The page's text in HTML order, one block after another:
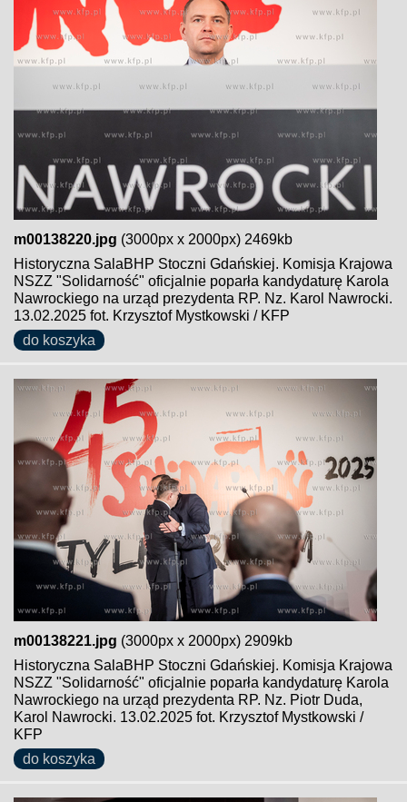
m00138220.jpg (3000px x 2000px) 2469kb
Historyczna SalaBHP Stoczni Gdańskiej. Komisja Krajowa
NSZZ "Solidarność" oficjalnie poparła kandydaturę Karola
Nawrockiego na urząd prezydenta RP. Nz. Karol Nawrocki.
13.02.2025 fot. Krzysztof Mystkowski / KFP
do koszyka
m00138221.jpg (3000px x 2000px) 2909kb
Historyczna SalaBHP Stoczni Gdańskiej. Komisja Krajowa
NSZZ "Solidarność" oficjalnie poparła kandydaturę Karola
Nawrockiego na urząd prezydenta RP. Nz. Piotr Duda,
Karol Nawrocki. 13.02.2025 fot. Krzysztof Mystkowski /
KFP
do koszyka